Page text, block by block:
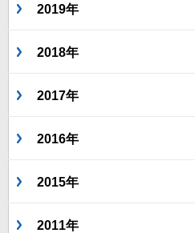
2019年
2018年
2017年
2016年
2015年
2011年